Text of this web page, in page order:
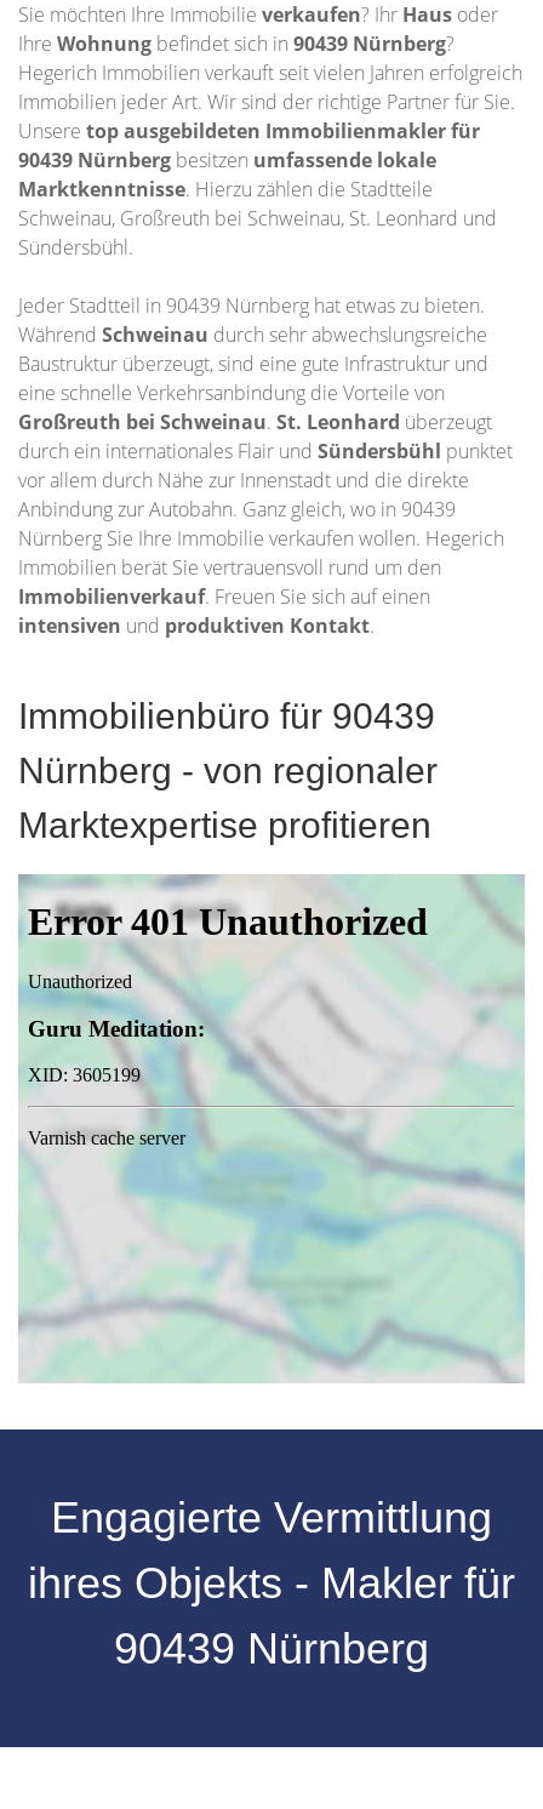
Sie möchten Ihre Immobilie verkaufen? Ihr Haus oder
Ihre Wohnung befindet sich in 90439 Nürnberg?
Hegerich Immobilien verkauft seit vielen Jahren erfolgreich
Immobilien jeder Art. Wir sind der richtige Partner für Sie.
Unsere top ausgebildeten Immobilienmaklerfür
90439 Nürnberg besitzen umfassende lokale
Marktkenntnisse. Hierzu zählen die Stadtteile
Schweinau, Großreuth bei Schweinau, St. Leonhard und
Sündersbühl.
Jeder Stadtteil in 90439 Nürnberg hat etwas zu bieten.
Während Schweinau durch sehr abwechslungsreiche
Baustruktur überzeugt, sind eine gute Infrastruktur und
eine schnelle Verkehrsanbindung die Vorteile von
Großreuth bei Schweinau. St. Leonhard überzeugt
durch ein internationales Flair und Sündersbühl punktet
vor allem durch Nähe zur Innenstadt und die direkte
Anbindung zur Autobahn. Ganz gleich, wo in 90439
Nürnberg Sie Ihre Immobilie verkaufen wollen. Hegerich
Immobilien berät Sie vertrauensvoll rund um den
Immobilienverkauf. Freuen Sie sich auf einen
intensiven und produktiven Kontakt.
Immobilienbüro für 90439
Nürnberg - von regionaler
Marktexpertise profitieren
Engagierte Vermittlung
ihres Objekts - Makler für
90439 Nürnberg